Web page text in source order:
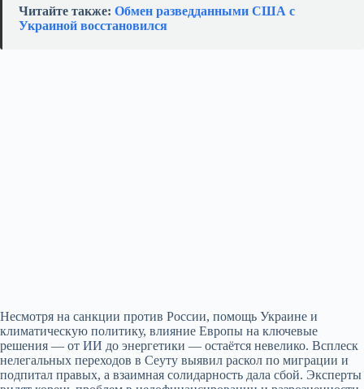
Читайте также: Обмен разведданными США с
Украиной восстановился
Несмотря на санкции против России, помощь Украине и
климатическую политику, влияние Европы на ключевые
решения — от ИИ до энергетики — остаётся невелико. Всплеск
нелегальных переходов в Сеуту выявил раскол по миграции и
подпитал правых, а взаимная солидарность дала сбой. Эксперты